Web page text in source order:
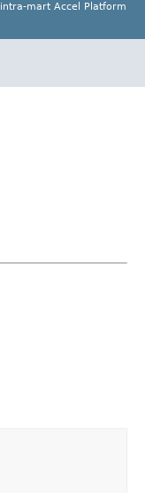
intra-mart Accel Platform